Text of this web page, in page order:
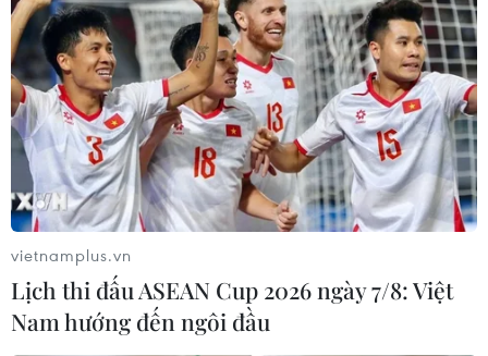
vietnamplus.vn
Lịch thi đấu ASEAN Cup 2026 ngày 7/8: Việt
Nam hướng đến ngôi đầu